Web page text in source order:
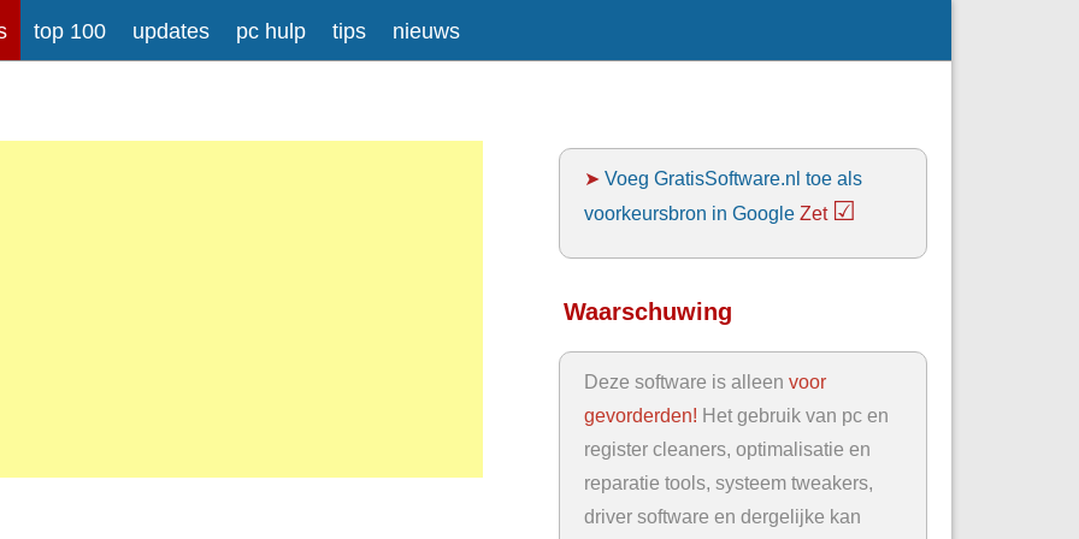
top 100 updates pc hulp tips nieuws
Meer informatie over tekstopmaak
worden automatisch naar links omgezet.
➤Voeg GratisSoftware.nl toe als
voorkeursbron in Google Zet ☑
Waarschuwing
Deze software is alleenvoor
gevorderden! Het gebruik van pc en
register cleaners, optimalisatie en
reparatie tools, systeem tweakers,
driver software en dergelijke kan